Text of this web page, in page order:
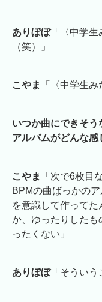
ありぼぼ「〈中学生
（笑）」
こやま 「〈中学生
いつか曲にできそ
アルバムがどんな感
こやま
「次で6枚目
BPMの曲ばっかの
を意識して作ってた
か、ゆったりしたも
ったくない」
ありぼぼ「そういう